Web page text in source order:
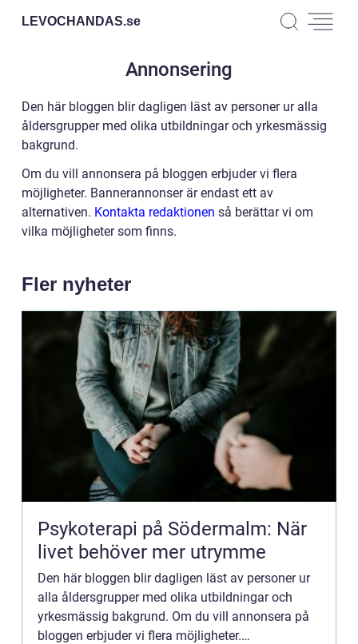
LEVOCHANDAS.se
Annonsering
Den här bloggen blir dagligen läst av personer ur alla
åldersgrupper med olika utbildningar och yrkesmässig
bakgrund.
Om du vill annonsera på bloggen erbjuder vi flera
möjligheter. Bannerannonser är endast ett av
alternativen. Kontakta redaktionen så berättar vi om
vilka möjligheter som finns.
Fler nyheter
Psykoterapi på Södermalm: När
livet behöver mer utrymme
Den här bloggen blir dagligen läst av personer ur
alla åldersgrupper med olika utbildningar och
yrkesmässig bakgrund. Om du vill annonsera på
bloggen erbjuder vi flera möjligheter.